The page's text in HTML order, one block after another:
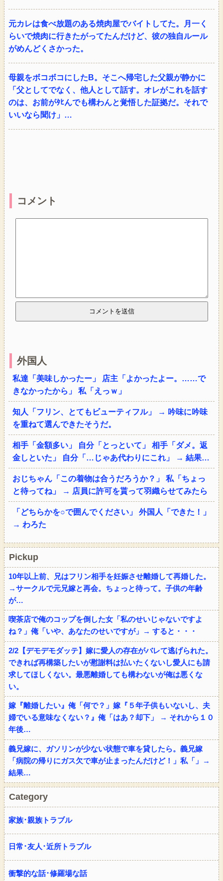
元カレは食べ放題のある焼肉屋でバイトしてた。月一く
らいで焼肉に行きたがってたんだけど、彼の独自ルール
がめんどくさかった。
母親をボコボコにしたB。そこへ帰宅した父親が静かに
「父としてでなく、他人として話す。オレがこれを話す
のは、お前がﾀﾋんでも構わんと覚悟した証拠だ。それで
いいなら聞け」…
コメント
外国人
私達「美味しかったー」 店主「よかったよー。……で
きなかったから」 私「えっｗ」
知人「フリン、とてもビューティフル」 → 吟味に吟味
を重ねて選んできたそうだ。
相手「金額多い」 自分「とっといて」 相手「ダメ。返
金しといた」 自分「…じゃあ代わりにこれ」 → 結果…
おじちゃん「この着物は合うだろうか？」 私「ちょっ
と待ってね」 → 店員に許可を貰って羽織らせてみたら
「どちらかを○で囲んでください」 外国人「できた！」
→ わろた
Pickup
10年以上前、兄はフリン相手を妊娠させ離婚して再婚した。
→サークルで元兄嫁と再会。ちょっと待って。子供の年齢
が…
喫茶店で俺のコップを倒した女「私のせいじゃないですよ
ね？」俺「いや、あなたのせいですが」→ すると・・・
2/2【デモデモダッテ】嫁に愛人の存在がバレて逃げられた。
できれば再構築したいが慰謝料は払いたくないし愛人にも請
求してほしくない。最悪離婚しても構わないが俺は悪くな
い。
嫁『離婚したい』俺「何で？」嫁『５年子供もいないし、夫
婦でいる意味なくない？』俺「はあ？却下」 → それから１０
年後…
義兄嫁に、ガソリンが少ない状態で車を貸したら。義兄嫁
「病院の帰りにガス欠で車が止まったんだけど！」私「」→
結果…
Category
家族･親族トラブル
日常･友人･近所トラブル
衝撃的な話･修羅場な話